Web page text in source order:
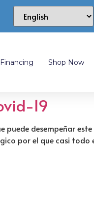
Financing Shop Now
19
puede desempeñar
por el que casi todo